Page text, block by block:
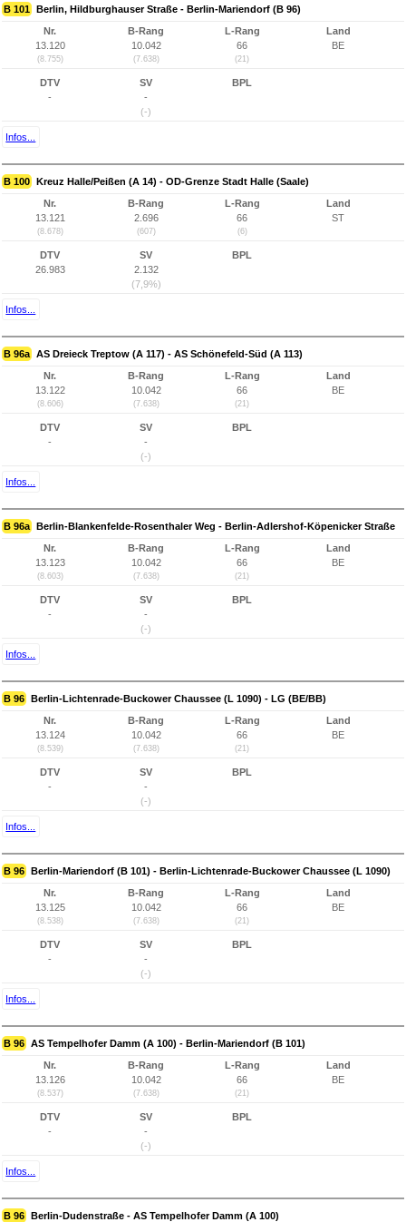
B 101 Berlin, Hildburghauser Straße - Berlin-Mariendorf (B 96)
Nr.
13.120
(8.755)
B-Rang
10.042
(7.638)
L-Rang
66
(21)
Land
BE
DTV
-
SV
-
(-)
BPL
Infos...
B 100 Kreuz Halle/Peißen (A 14) - OD-Grenze Stadt Halle (Saale)
Nr.
13.121
(8.678)
B-Rang
2.696
(607)
L-Rang
66
(6)
Land
ST
DTV
26.983
SV
2.132
(7,9%)
BPL
Infos...
B 96a AS Dreieck Treptow (A 117) - AS Schönefeld-Süd (A 113)
Nr.
13.122
(8.606)
B-Rang
10.042
(7.638)
L-Rang
66
(21)
Land
BE
DTV
-
SV
-
(-)
BPL
Infos...
B 96a Berlin-Blankenfelde-Rosenthaler Weg - Berlin-Adlershof-Köpenicker Straße
Nr.
13.123
(8.603)
B-Rang
10.042
(7.638)
L-Rang
66
(21)
Land
BE
DTV
-
SV
-
(-)
BPL
Infos...
B 96 Berlin-Lichtenrade-Buckower Chaussee (L 1090) - LG (BE/BB)
Nr.
13.124
(8.539)
B-Rang
10.042
(7.638)
L-Rang
66
(21)
Land
BE
DTV
-
SV
-
(-)
BPL
Infos...
B 96 Berlin-Mariendorf (B 101) - Berlin-Lichtenrade-Buckower Chaussee (L 1090)
Nr.
13.125
(8.538)
B-Rang
10.042
(7.638)
L-Rang
66
(21)
Land
BE
DTV
-
SV
-
(-)
BPL
Infos...
B 96 AS Tempelhofer Damm (A 100) - Berlin-Mariendorf (B 101)
Nr.
13.126
(8.537)
B-Rang
10.042
(7.638)
L-Rang
66
(21)
Land
BE
DTV
-
SV
-
(-)
BPL
Infos...
B 96 Berlin-Dudenstraße - AS Tempelhofer Damm (A 100)